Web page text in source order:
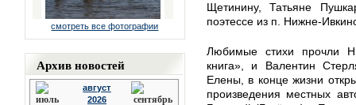
смотреть все фотографии
Архив новостей
август
2026
Щетинину, Татьяне
поэтессе из п. Нижне-
Любимые стихи прочли
книга», и Валентин
Елены, в конце жизни
произведения местных